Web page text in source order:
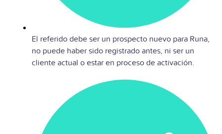
El referido debe ser un prospecto nuevo para Runa,
no puede haber sido registrado antes, ni ser un
cliente actual o estar en proceso de activación.